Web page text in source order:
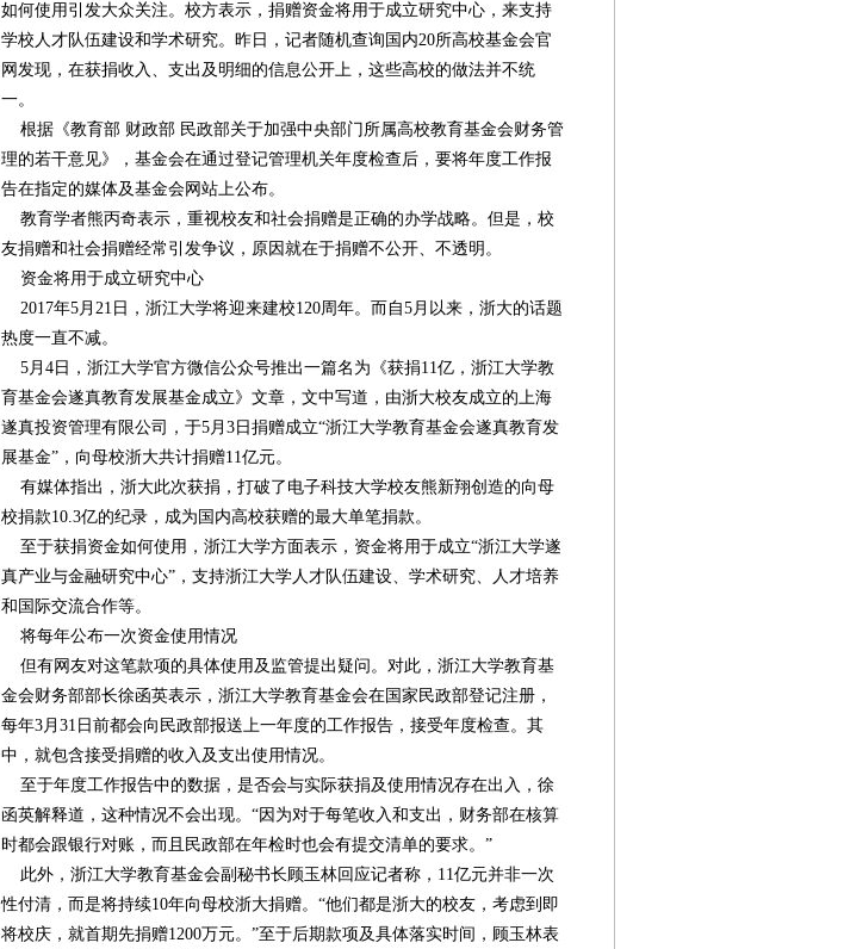
第05版
新闻
第06版
新闻
新闻
封面报道
人物
如何使用引发大众关注。校方表示，捐赠资金将用于成立研究中心，来支持
学校人才队伍建设和学术研究。昨日，记者随机查询国内20所高校基金会官
网发现，在获捐收入、支出及明细的信息公开上，这些高校的做法并不统
一。
根据《教育部 财政部 民政部关于加强中央部门所属高校教育基金会财务管
理的若干意见》，基金会在通过登记管理机关年度检查后，要将年度工作报
告在指定的媒体及基金会网站上公布。
教育学者熊丙奇表示，重视校友和社会捐赠是正确的办学战略。但是，校
友捐赠和社会捐赠经常引发争议，原因就在于捐赠不公开、不透明。
资金将用于成立研究中心
2017年5月21日，浙江大学将迎来建校120周年。而自5月以来，浙大的话题
热度一直不减。
5月4日，浙江大学官方微信公众号推出一篇名为《获捐11亿，浙江大学教
育基金会遂真教育发展基金成立》文章，文中写道，由浙大校友成立的上海
遂真投资管理有限公司，于5月3日捐赠成立“浙江大学教育基金会遂真教育发
展基金”，向母校浙大共计捐赠11亿元。
有媒体指出，浙大此次获捐，打破了电子科技大学校友熊新翔创造的向母
校捐款10.3亿的纪录，成为国内高校获赠的最大单笔捐款。
至于获捐资金如何使用，浙江大学方面表示，资金将用于成立“浙江大学遂
真产业与金融研究中心”，支持浙江大学人才队伍建设、学术研究、人才培养
和国际交流合作等。
将每年公布一次资金使用情况
但有网友对这笔款项的具体使用及监管提出疑问。对此，浙江大学教育基
金会财务部部长徐函英表示，浙江大学教育基金会在国家民政部登记注册，
每年3月31日前都会向民政部报送上一年度的工作报告，接受年度检查。其
中，就包含接受捐赠的收入及支出使用情况。
至于年度工作报告中的数据，是否会与实际获捐及使用情况存在出入，徐
函英解释道，这种情况不会出现。“因为对于每笔收入和支出，财务部在核算
时都会跟银行对账，而且民政部在年检时也会有提交清单的要求。”
此外，浙江大学教育基金会副秘书长顾玉林回应记者称，11亿元并非一次
性付清，而是将持续10年向母校浙大捐赠。“他们都是浙大的校友，考虑到即
将校庆，就首期先捐赠1200万元。”至于后期款项及具体落实时间，顾玉林表